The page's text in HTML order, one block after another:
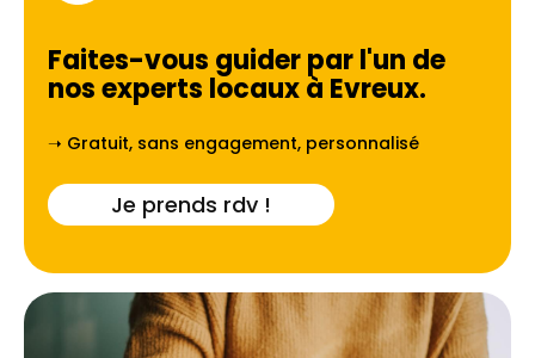
Faites-vous guider par l'un de
nos experts locaux à Evreux.
➝ Gratuit, sans engagement, personnalisé
Je prends rdv !